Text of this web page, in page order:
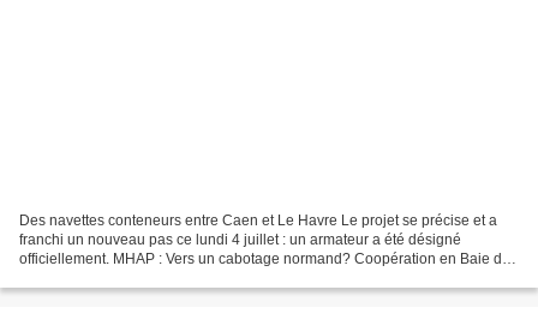
Des navettes conteneurs entre Caen et Le Havre Le projet se précise et a
franchi un nouveau pas ce lundi 4 juillet : un armateur a été désigné
officiellement. MHAP : Vers un cabotage normand? Coopération en Baie de